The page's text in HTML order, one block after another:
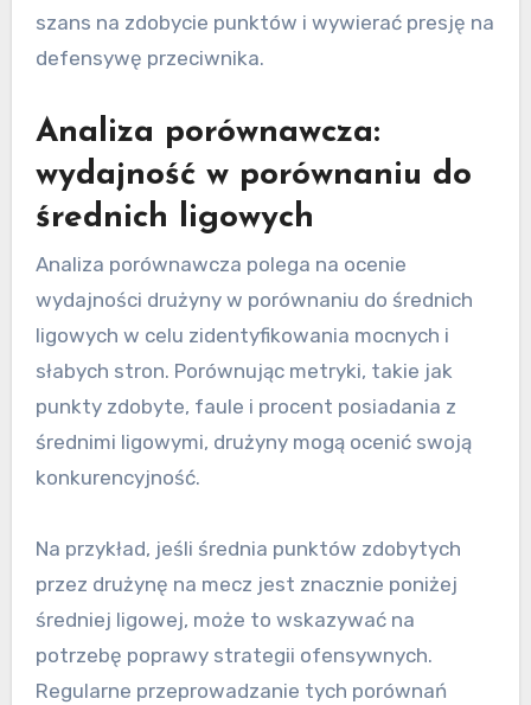
szans na zdobycie punktów i wywierać presję na
defensywę przeciwnika.
Analiza porównawcza:
wydajność w porównaniu do
średnich ligowych
Analiza porównawcza polega na ocenie
wydajności drużyny w porównaniu do średnich
ligowych w celu zidentyfikowania mocnych i
słabych stron. Porównując metryki, takie jak
punkty zdobyte, faule i procent posiadania z
średnimi ligowymi, drużyny mogą ocenić swoją
konkurencyjność.
Na przykład, jeśli średnia punktów zdobytych
przez drużynę na mecz jest znacznie poniżej
średniej ligowej, może to wskazywać na
potrzebę poprawy strategii ofensywnych.
Regularne przeprowadzanie tych porównań